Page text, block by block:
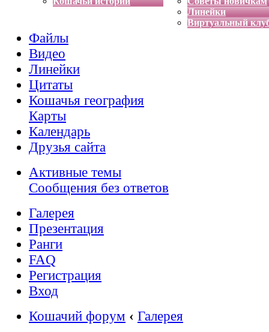
Линейки
Виртуальный
Файлы
Видео
Линейки
Цитаты
Кошачья география
Карты
Календарь
Друзья сайта
Активные темы
Сообщения без ответов
Галерея
Презентация
Ранги
FAQ
Регистрация
Вход
Кошачий форум ‹ Галерея